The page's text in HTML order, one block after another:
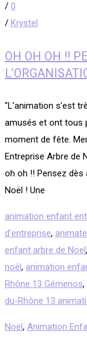
/ 0
/ Krystel
OH OH OH !!
​"L’animation s’est
amusés et ont tous
moment de fête.
Entreprise Arbre de
oh oh !! Pensez dès
Noël ! Une
animation enfant
d'entreprise,
enfant arbre de Noel,
noël, animation
Rhône 13 Gémenos,
du-Rhône 13
Noël, Animation